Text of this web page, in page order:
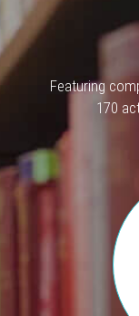
Featuring
170